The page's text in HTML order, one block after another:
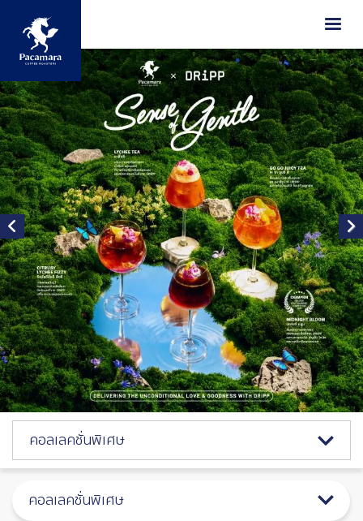
ข้ามไปยังเนื้อหาหลัก
Image
Image
Image
Image
Catalog Menu
คอลเลคชั่นพิเศษ
คอลเลคชั่นพิเศษ